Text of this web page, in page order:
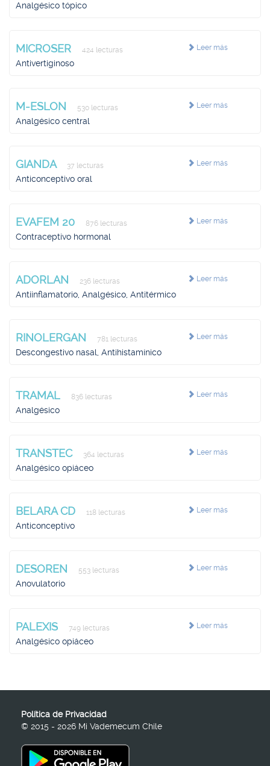
Analgésico tópico
Leer más
MICROSER 424 lecturas
Antivertiginoso
Leer más
M-ESLON 530 lecturas
Analgésico central
Leer más
GIANDA 37 lecturas
Anticonceptivo oral
Leer más
EVAFEM 20 876 lecturas
Contraceptivo hormonal
Leer más
ADORLAN 236 lecturas
Antiinflamatorio, Analgésico, Antitérmico
Leer más
RINOLERGAN 781 lecturas
Descongestivo nasal, Antihistamínico
Leer más
TRAMAL 836 lecturas
Analgésico
Leer más
TRANSTEC 364 lecturas
Analgésico opiáceo
Leer más
BELARA CD 118 lecturas
Anticonceptivo
Leer más
DESOREN 553 lecturas
Anovulatorio
Leer más
PALEXIS 749 lecturas
Analgésico opiáceo
Política de Privacidad
© 2015 - 2026 Mi Vademecum Chile